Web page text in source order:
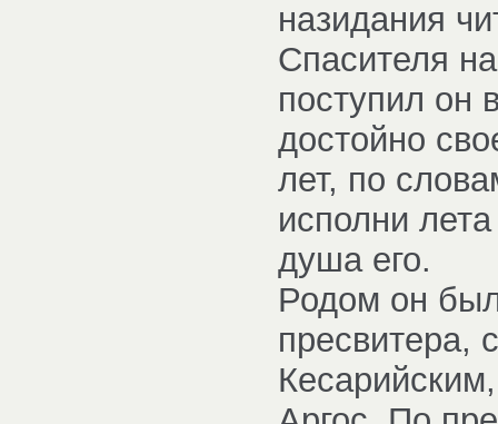
назидания
Спасителя
поступил он
достойно
лет, по
исполни
душа его.
Родом он
пресвитера,